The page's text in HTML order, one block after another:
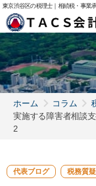
東京渋谷区の税理士｜相続税・事業
ホーム コラム
実施する障害者相談
2
代表ブログ 税務質